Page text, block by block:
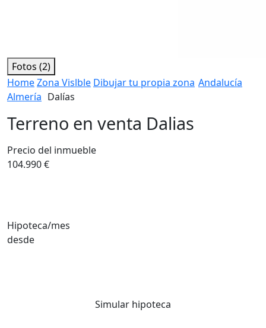
Fotos (2)
HomeZona Vislble Dibujar tu propia zona Andalucía
Almería Dalías
Terreno en venta Dalias
Precio del inmueble
104.990 €
Hipoteca/mes
desde
Simular hipoteca